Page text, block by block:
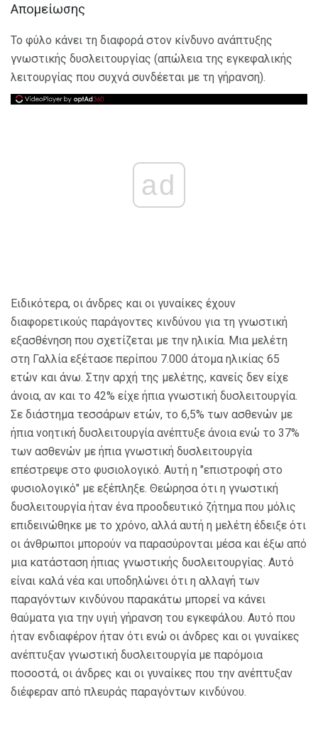
Απομείωσης
Το φύλο κάνει τη διαφορά στον κίνδυνο ανάπτυξης
γνωστικής δυσλειτουργίας (απώλεια της εγκεφαλικής
λειτουργίας που συχνά συνδέεται με τη γήρανση).
ad
Ειδικότερα, οι άνδρες και οι γυναίκες έχουν
διαφορετικούς παράγοντες κινδύνου για τη γνωστική
εξασθένηση που σχετίζεται με την ηλικία. Μια μελέτη
στη Γαλλία εξέτασε περίπου 7.000 άτομα ηλικίας 65
ετών και άνω. Στην αρχή της μελέτης, κανείς δεν είχε
άνοια, αν και το 42% είχε ήπια γνωστική δυσλειτουργία.
Σε διάστημα τεσσάρων ετών, το 6,5% των ασθενών με
ήπια νοητική δυσλειτουργία ανέπτυξε άνοια ενώ το 37%
των ασθενών με ήπια γνωστική δυσλειτουργία
επέστρεψε στο φυσιολογικό. Αυτή η "επιστροφή στο
φυσιολογικό" με εξέπληξε. Θεώρησα ότι η γνωστική
δυσλειτουργία ήταν ένα προοδευτικό ζήτημα που μόλις
επιδεινώθηκε με το χρόνο, αλλά αυτή η μελέτη έδειξε ότι
οι άνθρωποι μπορούν να παρασύρονται μέσα και έξω από
μια κατάσταση ήπιας γνωστικής δυσλειτουργίας. Αυτό
είναι καλά νέα και υποδηλώνει ότι η αλλαγή των
παραγόντων κινδύνου παρακάτω μπορεί να κάνει
θαύματα για την υγιή γήρανση του εγκεφάλου. Αυτό που
ήταν ενδιαφέρον ήταν ότι ενώ οι άνδρες και οι γυναίκες
ανέπτυξαν γνωστική δυσλειτουργία με παρόμοια
ποσοστά, οι άνδρες και οι γυναίκες που την ανέπτυξαν
διέφεραν από πλευράς παραγόντων κινδύνου.